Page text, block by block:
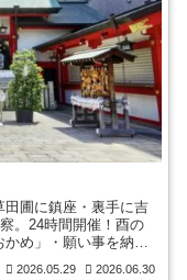
田圃に鎮座・裏手に吉
。24時間開催！酉の
め」・願い事を納め
2026.05.29 2026.06.30